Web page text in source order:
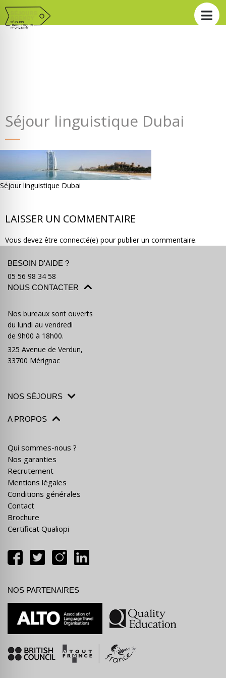
Séjour linguistique Dubai
Séjour linguistique Dubai
LAISSER UN COMMENTAIRE
Vous devez être connecté(e) pour publier un commentaire.
BESOIN D'AIDE ?
05 56 98 34 58
NOUS CONTACTER
Nos bureaux sont ouverts
du lundi au vendredi
de 9h00 à 18h00.
325 Avenue de Verdun,
33700 Mérignac
NOS SÉJOURS
A PROPOS
Qui sommes-nous ?
Nos garanties
Recrutement
Mentions légales
Conditions générales
Contact
Brochure
Certificat Qualiopi
NOS PARTENAIRES